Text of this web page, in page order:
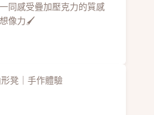
同感受疊加壓克力的質感
像力🖌